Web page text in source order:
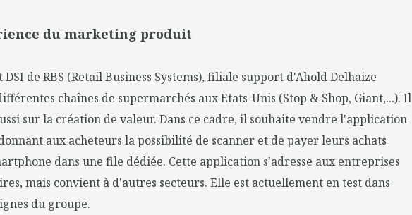
du marketing produit
DSI de RBS (Retail Business Systems), filiale support d'Ahold Delhaize
chaînes de supermarchés aux Etats-Unis (Stop & Shop, Giant,...). Il
sur la création de valeur. Dans ce cadre, il souhaite vendre l'application
aux acheteurs la possibilité de scanner et de payer leurs achats
dans une file dédiée. Cette application s'adresse aux entreprises
mais convient à d'autres secteurs. Elle est actuellement en test dans
du groupe.